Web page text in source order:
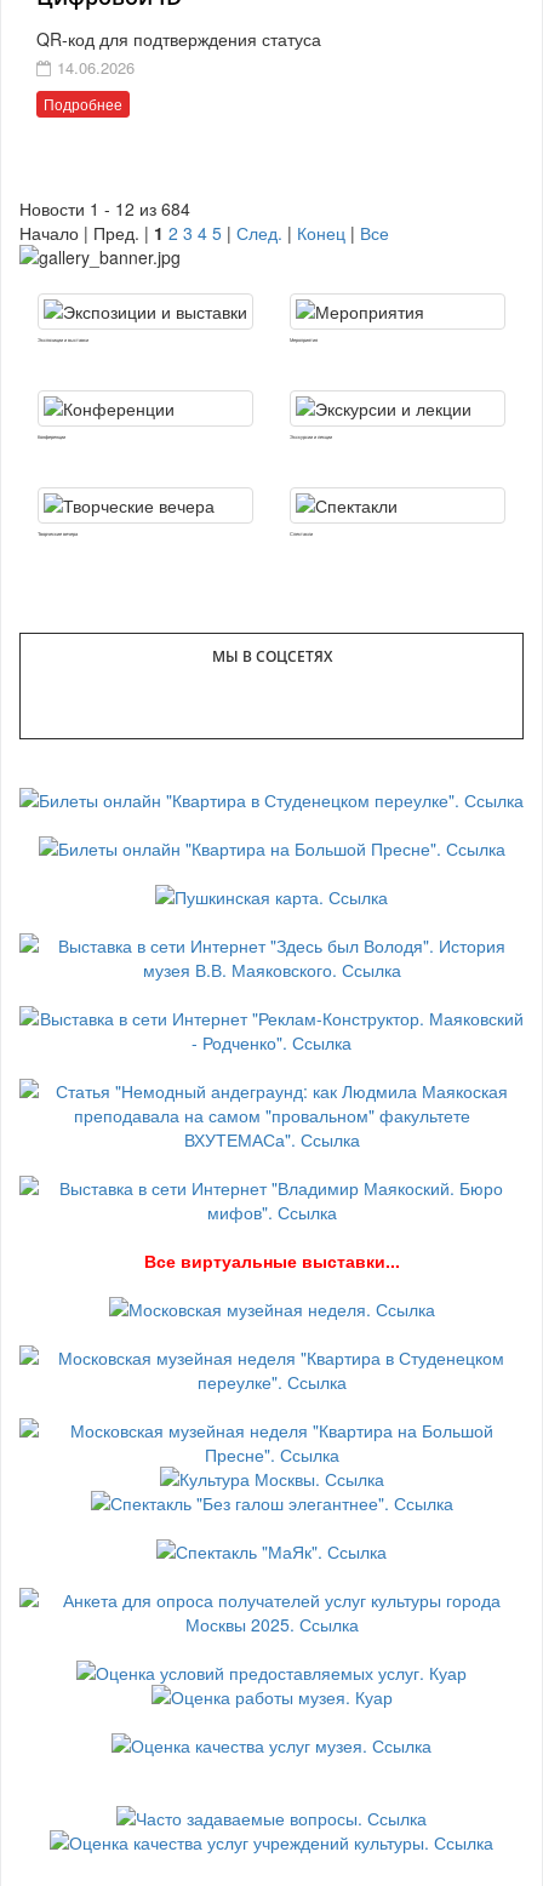
QR-код для подтверждения статуса
14.06.2026
Подробнее
Новости 1 - 12 из 684
Начало | Пред. | 1 2 3 4 5 | След. | Конец | Все
Экспозиции и выставки Мероприятия
Конференции Экскурсии и лекции
Творческие вечера Спектакли
МЫ В СОЦСЕТЯХ
Все виртуальные выставки...